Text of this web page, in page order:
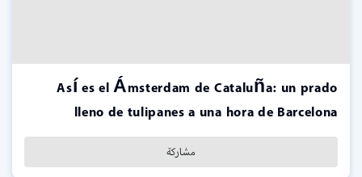
Así es el Ámsterdam de Cataluña: un prado
lleno de tulipanes a una hora de Barcelona
مشاركة